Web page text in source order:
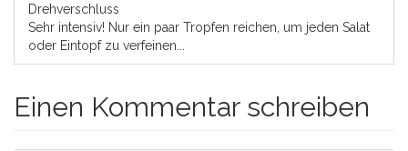
Drehverschluss
Sehr intensiv! Nur ein paar Tropfen reichen, um jeden Salat
oder Eintopf zu verfeinen...
Einen Kommentar schreiben